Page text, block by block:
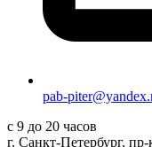
pab-
с 9 до 20 часов
г. Санкт-Петербург,